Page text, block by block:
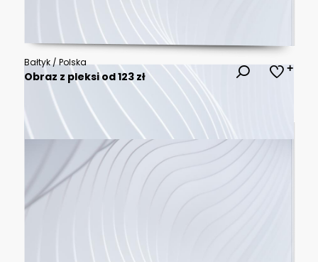
Bałtyk / Polska
Obraz z pleksi od 123 zł